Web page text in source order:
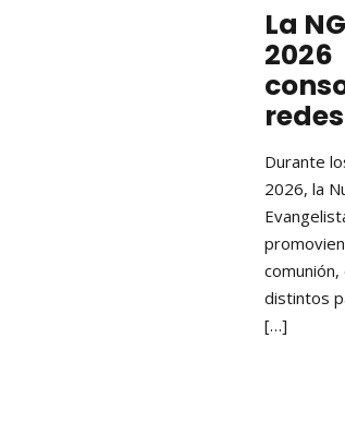
La
2026
Durante
2026, la
comunión,
distintos
[…]